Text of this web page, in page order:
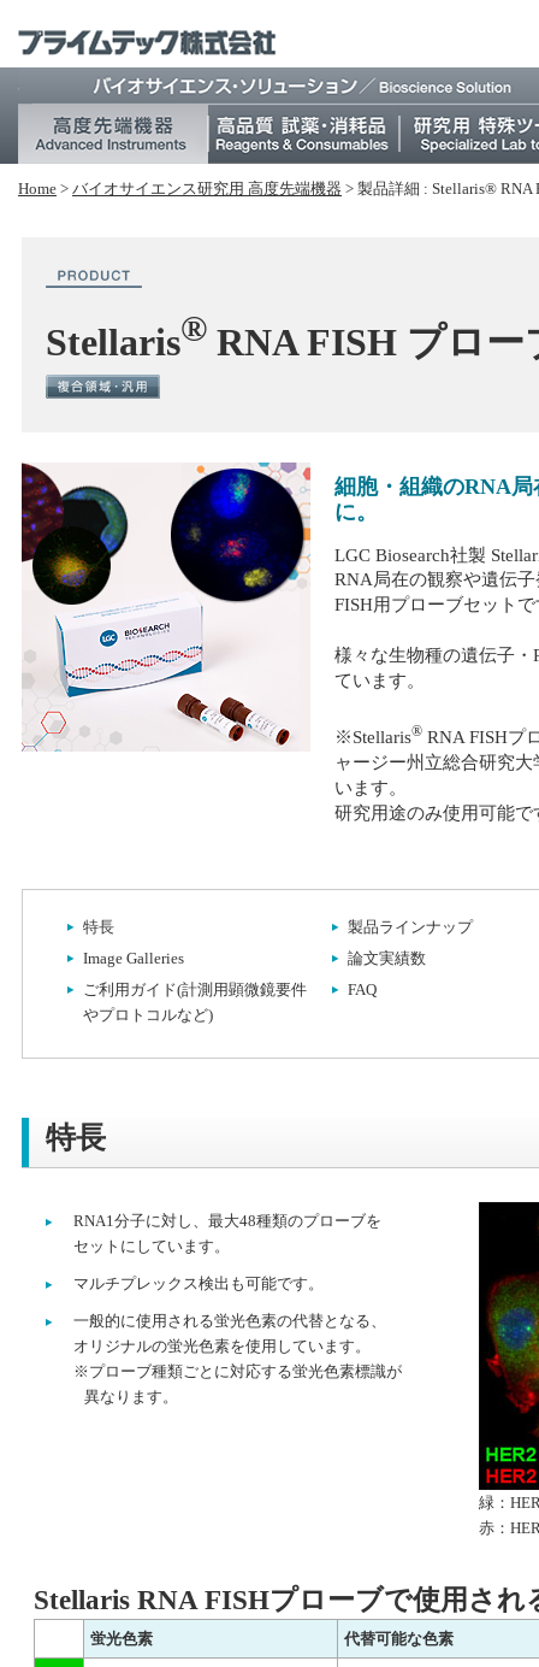
Home > バイオサイエンス研究⽤ 高度先端機器 > 製品詳細 : Stellaris® RNA
Stellaris® RNA FISH プロー
細胞・組織のRNA
に。
LGC Biosearch社製
RNA局在の観察や遺伝
FISH用プローブセット
様々な生物種の遺伝子
ています。
※Stellaris® RNA FISHプ
ャージー州立総合研究
います。
研究用途のみ使用可能で
特⻑
製品ラインナップ
Image Galleries
論文実績数
ご利用ガイド(計測用顕微鏡要件
やプロトコルなど)
FAQ
特⻑
RNA1分⼦に対し、最⼤48種類のプローブを
セットにしています。
マルチプレックス検出も可能です。
一般的に使用される蛍光色素の代替となる、
オリジナルの蛍光色素を使用しています。
※プローブ種類ごとに対応する蛍光色素標識が
異なります。
緑：
⾚：
Stellaris RNA FISHプローブで使用され
蛍光色素 代替可能な色素